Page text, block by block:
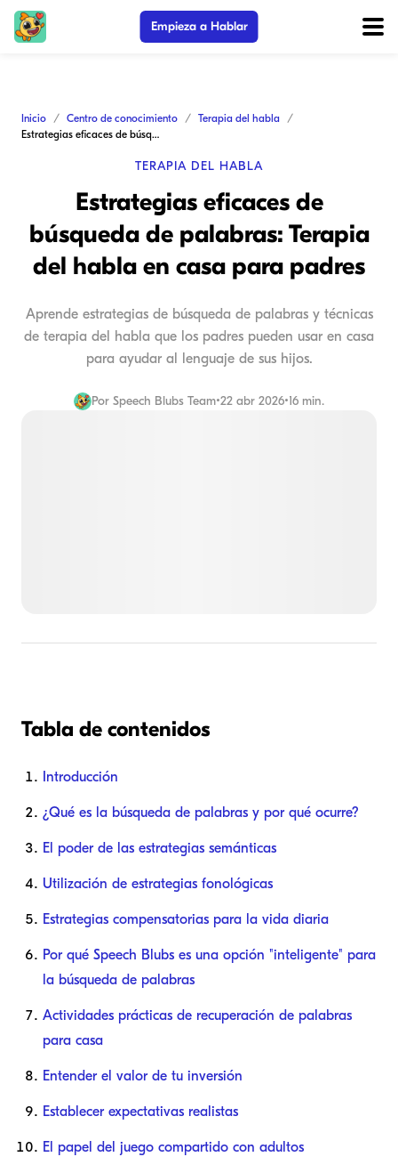
Empieza a Hablar
Inicio Centro de conocimiento
Terapia del habla
Estrategias eficaces de búsqueda de palabras: Terapia del habla en casa para padres
TERAPIA DEL HABLA
Estrategias eficaces de
búsqueda de palabras: Terapia
del habla en casa para padres
Aprende estrategias de búsqueda de palabras y técnicas
de terapia del habla que los padres pueden usar en casa
para ayudar al lenguaje de sus hijos.
Por Speech Blubs Team•22 abr 2026•16 min.
Tabla de contenidos
Introducción
¿Qué es la búsqueda de palabras y por qué ocurre?
El poder de las estrategias semánticas
Utilización de estrategias fonológicas
Estrategias compensatorias para la vida diaria
Por qué Speech Blubs es una opción "inteligente" para
la búsqueda de palabras
Actividades prácticas de recuperación de palabras
para casa
Entender el valor de tu inversión
Establecer expectativas realistas
El papel del juego compartido con adultos